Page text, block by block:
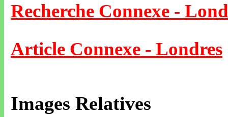
Recherche Connexe -
Article Connexe - Londres
Images Relatives